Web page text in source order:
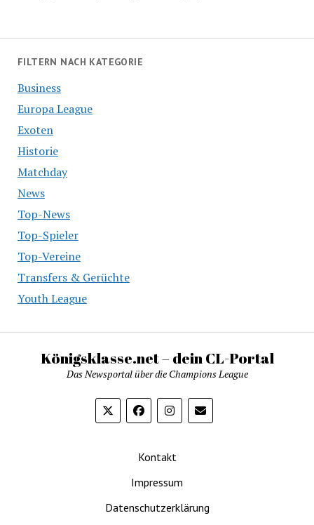
FILTERN NACH KATEGORIE
Business
Europa League
Exoten
Historie
Matchday
News
Top-News
Top-Spieler
Top-Vereine
Transfers & Gerüchte
Youth League
Königsklasse.net – dein CL-Portal
Das Newsportal über die Champions League
Kontakt
Impressum
Datenschutzerklärung